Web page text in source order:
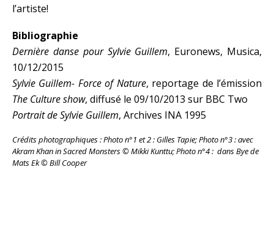
l’artiste!
Bibliographie
Dernière danse pour Sylvie Guillem, Euronews, Musica,
10/12/2015
Sylvie Guillem- Force of Nature, reportage de l’émission
The Culture show, diffusé le 09/10/2013 sur BBC Two
Portrait de Sylvie Guillem, Archives INA 1995
Crédits photographiques : Photo n°1 et 2 : Gilles Tapie; Photo n°3 : avec
Akram Khan in Sacred Monsters © Mikki Kunttu; Photo n°4 : dans Bye de
Mats Ek © Bill Cooper